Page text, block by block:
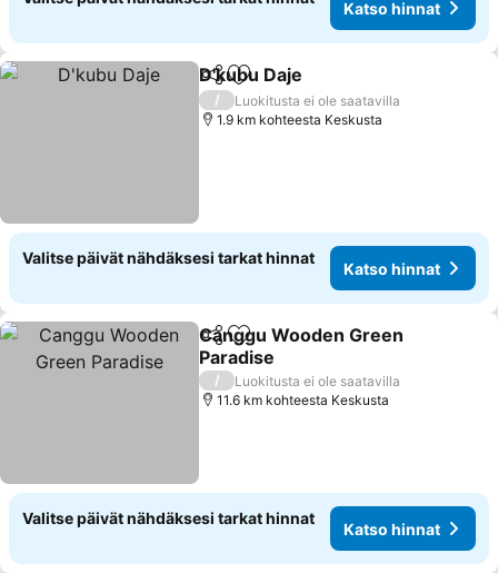
Katso hinnat
Jaa Lisää suosikkeihin
D'kubu Daje
/
Luokitusta ei ole saatavilla
1.9 km kohteesta Keskusta
Valitse päivät nähdäksesi tarkat hinnat
Katso hinnat
Jaa Lisää suosikkeihin
Canggu Wooden Green
Paradise
/
Luokitusta ei ole saatavilla
11.6 km kohteesta Keskusta
Valitse päivät nähdäksesi tarkat hinnat
Katso hinnat